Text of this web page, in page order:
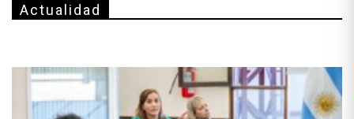
Actualidad